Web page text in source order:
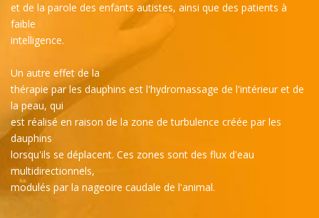
et de la parole des enfants autistes, ainsi que des patients à
faible
intelligence.
Un autre effet de la
thérapie par les dauphins est l'hydromassage de l'intérieur et de
la peau, qui
est réalisé en raison de la zone de turbulence créée par les
dauphins
lorsqu'ils se déplacent. Ces zones sont des flux d'eau
multidirectionnels,
modulés par la nageoire caudale de l'animal.